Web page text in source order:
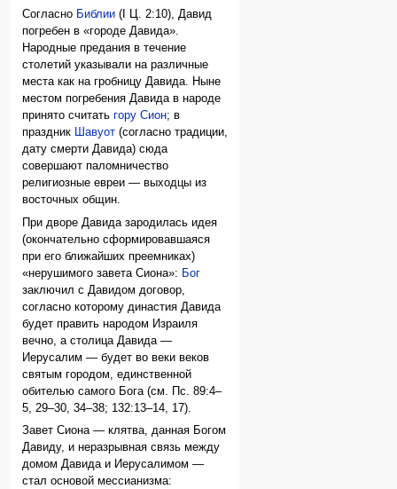
Согласно Библии (I Ц. 2:10), Давид
погребен в «городе Давида».
Народные предания в течение
столетий указывали на различные
места как на гробницу Давида. Ныне
местом погребения Давида в народе
принято считатьгору Сион; в
праздник Шавуот (согласно традиции,
дату смерти Давида) сюда
совершают паломничество
религиозные евреи — выходцы из
восточных общин.
При дворе Давида зародилась идея
(окончательно сформировавшаяся
при его ближайших преемниках)
«нерушимого завета Сиона»: Бог
заключил с Давидом договор,
согласно которому династия Давида
будет править народом Израиля
вечно, а столица Давида —
Иерусалим — будет во веки веков
святым городом, единственной
обителью самого Бога (см. Пс. 89:4–
5, 29–30, 34–38; 132:13–14, 17).
Завет Сиона — клятва, данная Богом
Давиду, и неразрывная связь между
домом Давида и Иерусалимом —
стал основой мессианизма: